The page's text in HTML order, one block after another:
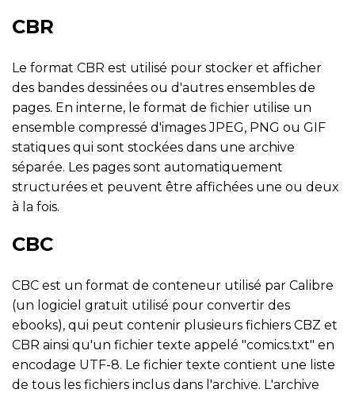
CBR
Le format CBR est utilisé pour stocker et afficher
des bandes dessinées ou d'autres ensembles de
pages. En interne, le format de fichier utilise un
ensemble compressé d'images JPEG, PNG ou GIF
statiques qui sont stockées dans une archive
séparée. Les pages sont automatiquement
structurées et peuvent être affichées une ou deux
à la fois.
CBC
CBC est un format de conteneur utilisé par Calibre
(un logiciel gratuit utilisé pour convertir des
ebooks), qui peut contenir plusieurs fichiers CBZ et
CBR ainsi qu'un fichier texte appelé "comics.txt" en
encodage UTF-8. Le fichier texte contient une liste
de tous les fichiers inclus dans l'archive. L'archive